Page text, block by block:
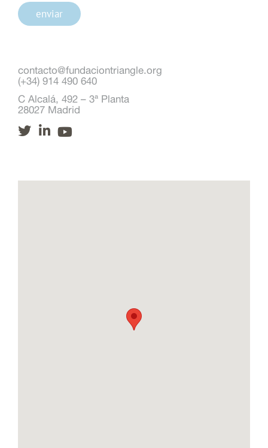
contacto@fundaciontriangle.org
(+34) 914 490 640
C Alcalá, 492 – 3ª Planta
28027 Madrid